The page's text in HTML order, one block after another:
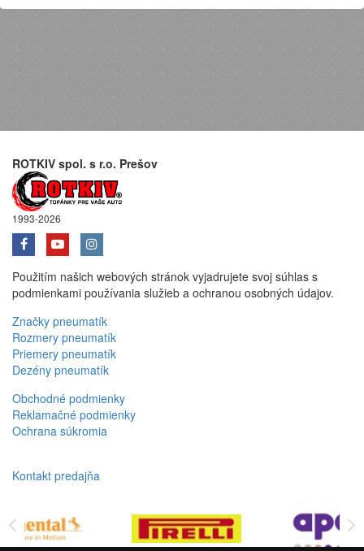
ROTKIV spol. s r.o. Prešov
1993-2026
Použitím našich webových stránok vyjadrujete svoj súhlas s
podmienkami používania služieb a ochranou osobných údajov.
Značky pneumatík
Rozmery pneumatík
Priemery pneumatík
Dezény pneumatík
Obchodné podmienky
Reklamačné podmienky
Ochrana súkromia
Kontakt predajňa